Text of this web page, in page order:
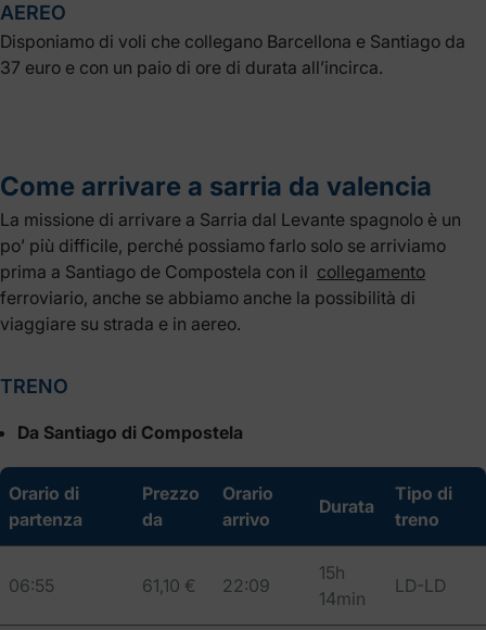
AEREO
Disponiamo di voli che collegano Barcellona e Santiago da
37 euro e con un paio di ore di durata all’incirca.
Come arrivare a sarria da valencia
La missione di arrivare a Sarria dal Levante spagnolo è un
po’ più difficile, perché possiamo farlo solo se arriviamo
prima a Santiago de Compostela con il collegamento
ferroviario, anche se abbiamo anche la possibilità di
viaggiare su strada e in aereo.
TRENO
Da Santiago di Compostela
Orario di
partenza
Prezzo
da
Orario
arrivo
Durata
Tipo di
treno
06:55 61,10 € 22:09
15h
14min
LD-LD